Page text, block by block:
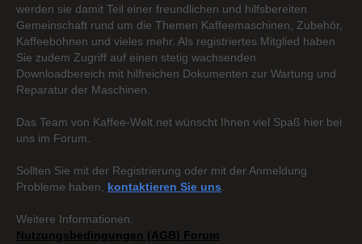
werden sie damit Teil einer freundlichen und hilfsbereiten
Gemeinschaft rund um die Themen Kaffeemaschinen, Zubehör,
Kaffeebohnen und vieles mehr. Als registriertes Mitglied haben
Sie zudem Zugriff auf einen stetig wachsenden
Downloadbereich mit hilfreichen Dokumenten zur Wartung und
Reparatur der Maschinen.
Das Team von Kaffee-Welt.net wünscht Ihnen viel Spaß hier bei
uns im Forum.
Sollten Sie mit der Registrierung oder mit der Anmeldung
Probleme haben, kontaktieren Sie uns
Weitere Informationen:
Nutzungsbedingungen (AGB) Forum